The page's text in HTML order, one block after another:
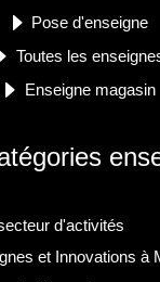
Pose d'enseigne
Toutes les
Enseigne magasin
d'activités
et Innovations à